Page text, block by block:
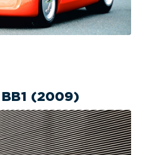
(2009)